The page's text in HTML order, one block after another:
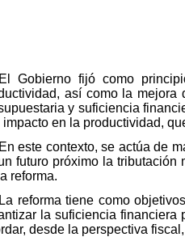
El Gobierno fijó como
así como la
y suficiencia
impacto en la productividad,
En este contexto, se actúa de
futuro próximo la
reforma.
La reforma tiene como
la suficiencia financiera
desde la perspectiva